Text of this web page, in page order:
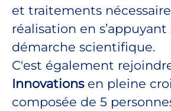
et traitements
réalisation en
démarche scientifique.
C'est également
Innovationsen pleine
composée de 5